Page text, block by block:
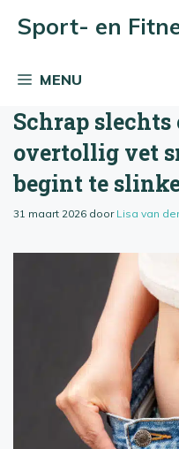
naar
inhoud
Sport- en
MENU
Schrap slechts
overtollig vet
begint te
31 maart 2026 door Lisa van